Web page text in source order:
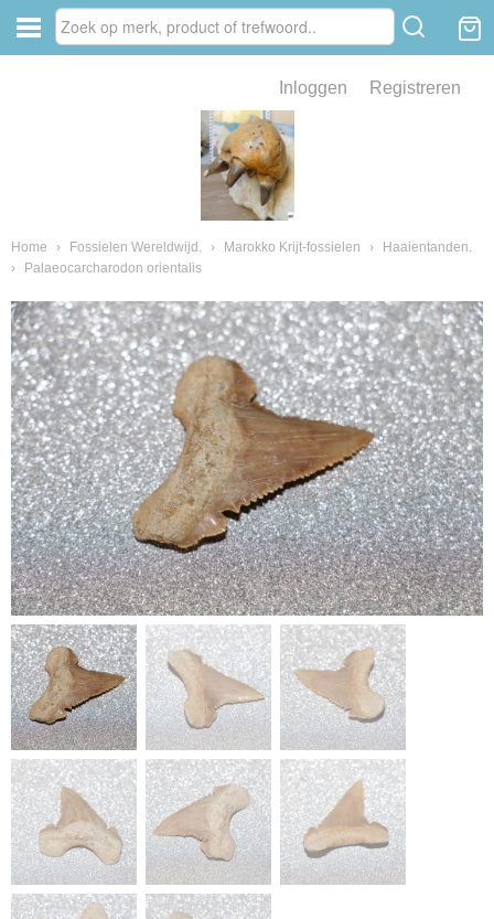
Inloggen Registreren
Home › Fossielen Wereldwijd. › Marokko Krijt-fossielen ›
Haaientanden.
›
Palaeocarcharodon orientalis
van fossielen en mineralen